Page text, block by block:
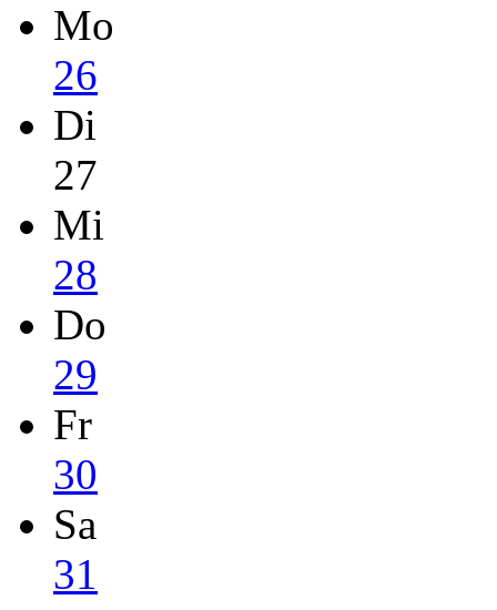
Mo
26
Di
27
Mi
28
Do
29
Fr
30
Sa
31